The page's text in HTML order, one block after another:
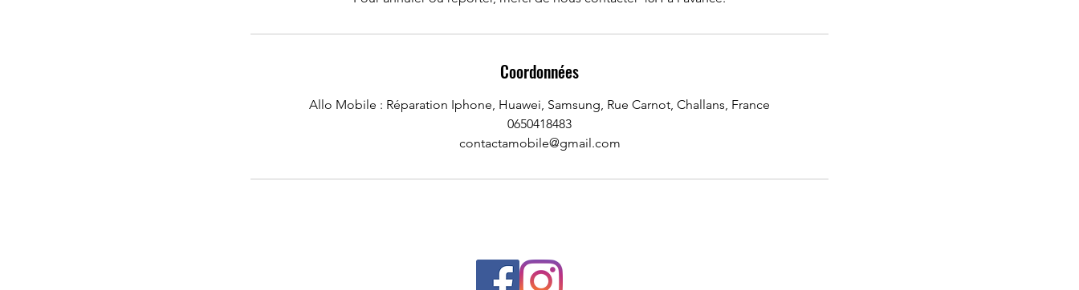
Coordonnées
Allo Mobile : Réparation Iphone, Huawei, Samsung, Rue Carnot, Challans, France
0650418483
contactamobile@gmail.com